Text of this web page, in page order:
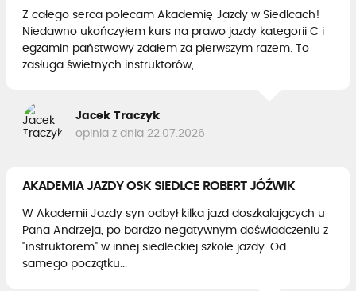
Z całego serca polecam Akademię Jazdy w Siedlcach!
Niedawno ukończyłem kurs na prawo jazdy kategorii C i
egzamin państwowy zdałem za pierwszym razem. To
zasługa świetnych instruktorów,...
Jacek Traczyk
opinia z dnia 22.07.2026
AKADEMIA JAZDY OSK SIEDLCE ROBERT JÓŹWIK
W Akademii Jazdy syn odbył kilka jazd doszkalających u
Pana Andrzeja, po bardzo negatywnym doświadczeniu z
"instruktorem" w innej siedleckiej szkole jazdy. Od
samego początku...